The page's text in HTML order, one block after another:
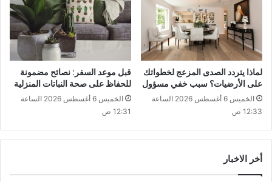
لماذا يتردد الصدى المزعج لخطواتك
على الأرضيات؟ سبب خفي مسؤول
الخميس 6 أغسطس 2026 الساعة
12:33 ص
قبل موعد السفر: نصائح مضمونة
للحفاظ على صحة النباتات المنزلية
الخميس 6 أغسطس 2026 الساعة
12:31 ص
أخر الاخبار